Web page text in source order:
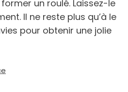
un roulé. Laissez-le
Il ne reste plus qu’à le
pour obtenir une jolie